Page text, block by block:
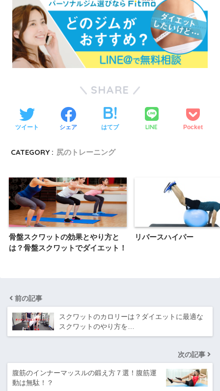
SHARE
ツイート シェア はてブ LINE Pocket
CATEGORY : 尻のトレーニング
骨盤スクワットの効果とやり方と
は？骨盤スクワットでダイエット！
リバースハイパー
前の記事
スクワットのカロリーは？ダイエットに最適な
スクワットのやり方を…
次の記事
腹筋のインナーマッスルの鍛え方７選！腹筋運
動は無駄！？